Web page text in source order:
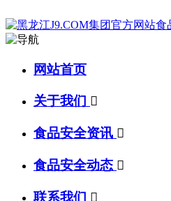
网站首页
关于我们 
食品安全资讯 
食品安全动态 
联系我们 